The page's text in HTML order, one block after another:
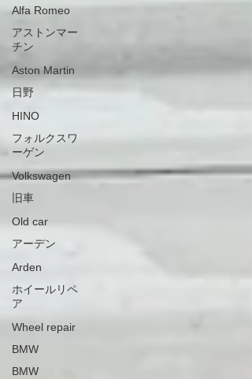
Alfa Romeo
アストンマー
チン
Aston Martin
日野
HINO
フォルクスワ
ーゲン
Volkswagen
旧車
Old car
アーデン
Arden
ホイールリペ
ア
Wheel repair
BMW
BMW